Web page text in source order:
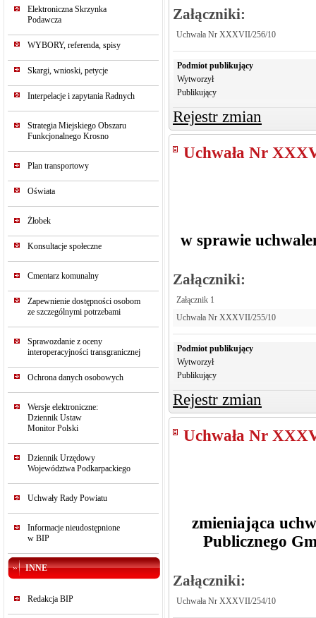
Elektroniczna Skrzynka
Podawcza
WYBORY, referenda, spisy
Skargi, wnioski, petycje
Interpelacje i zapytania Radnych
Strategia Miejskiego Obszaru
Funkcjonalnego Krosno
Plan transportowy
Oświata
Żłobek
Konsultacje społeczne
Cmentarz komunalny
Zapewnienie dostępności osobom
ze szczególnymi potrzebami
Sprawozdanie z oceny
interoperacyjności transgranicznej
Ochrona danych osobowych
Wersje elektroniczne:
Dziennik Ustaw
Monitor Polski
Dziennik Urzędowy
Województwa Podkarpackiego
Uchwały Rady Powiatu
Informacje nieudostępnione
w BIP
INNE
Redakcja BIP
Załączniki:
Uchwała Nr XXXVII/256/10
Podmiot publikujący
Wytworzył
Publikujący
Rejestr zmian
Uchwała Nr
w sprawie
Załączniki:
Załącznik 1
Uchwała Nr XXXVII/255/10
Podmiot publikujący
Wytworzył
Publikujący
Rejestr zmian
Uchwała Nr
zmieniająca
Publicznego
Załączniki:
Uchwała Nr XXXVII/254/10